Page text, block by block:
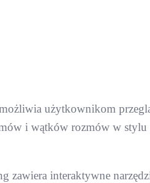
użytkownikom
i wątków rozmów w
interaktywne